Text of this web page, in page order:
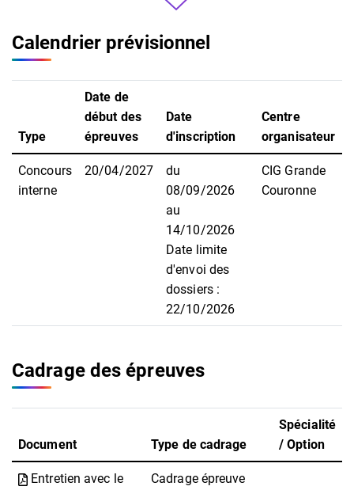
Calendrier prévisionnel
Type
Date de
début des
épreuves
Date
d'inscription
Centre
organisateur
Concours
interne
20/04/2027
du
08/09/2026
au
14/10/2026
Date limite
d'envoi des
dossiers :
22/10/2026
CIG Grande
Couronne
Cadrage des épreuves
Document Type de cadrage
Spécialité
/ Option
Entretien avec le
Cadrage épreuve